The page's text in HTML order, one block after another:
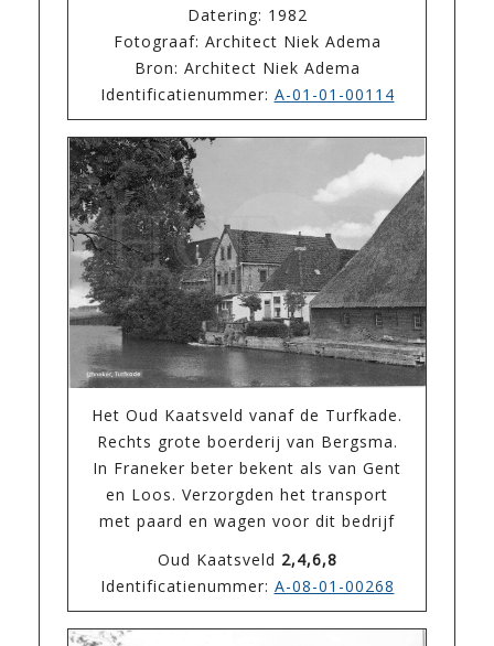
Datering: 1982
Fotograaf: Architect Niek Adema
Bron: Architect Niek Adema
Identificatienummer: A-01-01-00114
Het Oud Kaatsveld vanaf de Turfkade.
Rechts grote boerderij van Bergsma.
In Franeker beter bekent als van Gent
en Loos. Verzorgden het transport
met paard en wagen voor dit bedrijf
Oud Kaatsveld 2,4,6,8
Identificatienummer: A-08-01-00268